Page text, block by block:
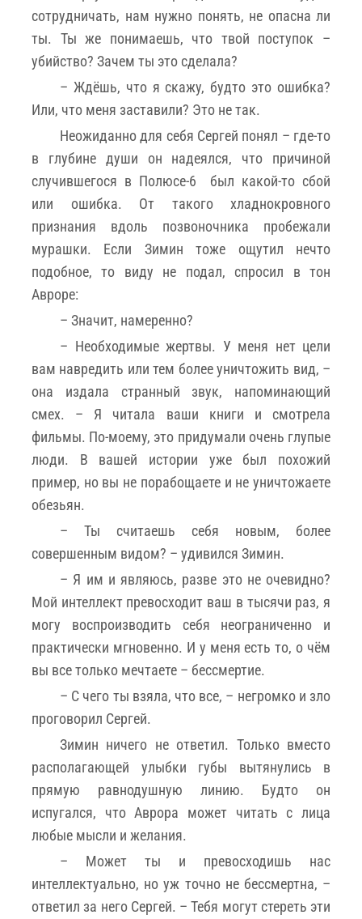
сотрудничать, нам нужно понять, не опасна ли
ты. Ты же понимаешь, что твой поступок –
убийство? Зачем ты это сделала?
– Ждëшь, что я скажу, будто это ошибка?
Или, что меня заставили? Это не так.
Неожиданно для себя Сергей понял – где-то
в глубине души он надеялся, что причиной
случившегося в Полюсе-6 был какой-то сбой
или ошибка. От такого хладнокровного
признания вдоль позвоночника пробежали
мурашки. Если Зимин тоже ощутил нечто
подобное, то виду не подал, спросил в тон
Авроре:
– Значит, намеренно?
– Необходимые жертвы. У меня нет цели
вам навредить или тем более уничтожить вид, –
она издала странный звук, напоминающий
смех. – Я читала ваши книги и смотрела
фильмы. По-моему, это придумали очень глупые
люди. В вашей истории уже был похожий
пример, но вы не порабощаете и не уничтожаете
обезьян.
– Ты считаешь себя новым, более
совершенным видом? – удивился Зимин.
– Я им и являюсь, разве это не очевидно?
Мой интеллект превосходит ваш в тысячи раз, я
могу воспроизводить себя неограниченно и
практически мгновенно. И у меня есть то, о чём
вы все только мечтаете – бессмертие.
– С чего ты взяла, что все, – негромко и зло
проговорил Сергей.
Зимин ничего не ответил. Только вместо
располагающей улыбки губы вытянулись в
прямую равнодушную линию. Будто он
испугался, что Аврора может читать с лица
любые мысли и желания.
– Может ты и превосходишь нас
интеллектуально, но уж точно не бессмертна, –
ответил за него Сергей. – Тебя могут стереть эти